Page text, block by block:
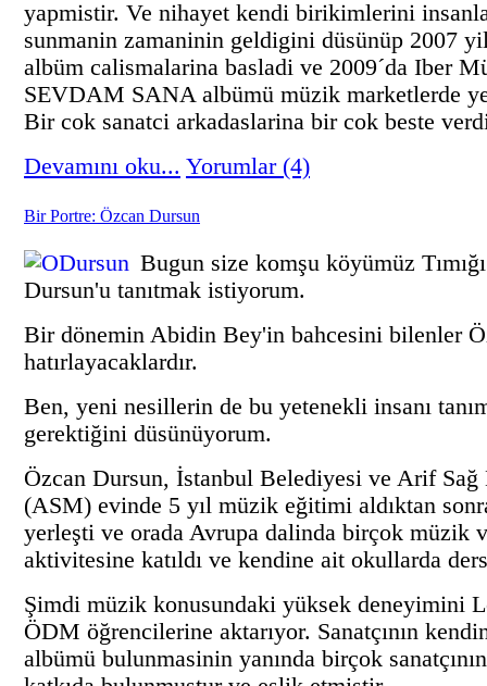
yapmistir. Ve nihayet kendi birikimlerini
sunmanin zamaninin geldigini düsünüp 2007
albüm calismalarina basladi ve 2009´da Iber
SEVDAM SANA albümü müzik marketlerde
Bir cok sanatci arkadaslarina bir cok beste
Devamını oku... Yorumlar (4)
Bir Portre: Özcan Dursun
Bugun size komşu köyümüz
Dursun'u tanıtmak istiyorum.
Bir dönemin Abidin Bey'in bahcesini bilenler
hatırlayacaklardır.
Ben, yeni nesillerin de bu yetenekli insanı
gerektiğini düsünüyorum.
Özcan Dursun, İstanbul Belediyesi ve Arif
(ASM) evinde 5 yıl müzik eğitimi aldıktan
yerleşti ve orada Avrupa dalinda birçok müzik
aktivitesine katıldı ve kendine ait okullarda
Şimdi müzik konusundaki yüksek deneyimini
ÖDM öğrencilerine aktarıyor. Sanatçının
albümü bulunmasinin yanında birçok